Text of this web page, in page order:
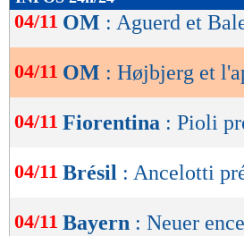
de
OK
04/11 OM : Aguerd et
04/11 OM : Højbjerg et
04/11 Fiorentina : Pioli
04/11 Brésil : Ancelotti
04/11 Bayern : Neuer